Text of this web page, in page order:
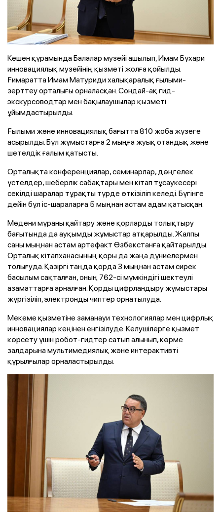
Кешен құрамында Балалар музейі ашылып, Имам Бұхари
инновациялық музейінің қызметі жолға қойылды.
Ғимаратта Имам Матуриди халықаралық ғылыми-
зерттеу орталығы орналасқан. Сондай-ақ гид-
экскурсоводтар мен бақылаушылар қызметі
ұйымдастырылды.
Ғылыми және инновациялық бағытта 810 жоба жүзеге
асырылды. Бұл жұмыстарға 2 мыңға жуық отандық және
шетелдік ғалым қатысты.
Орталықта конференциялар, семинарлар, дөңгелек
үстелдер, шеберлік сабақтары мен кітап тұсаукесері
секілді шаралар тұрақты түрде өткізіліп келеді. Бүгінге
дейін бұл іс-шараларға 5 мыңнан астам адам қатысқан.
Мәдени мұраны қайтару және қорларды толықтыру
бағытында да ауқымды жұмыстар атқарылды. Жалпы
саны мыңнан астам артефакт Өзбекстанға қайтарылды.
Орталық кітапханасының қоры да жаңа дүниелермен
толығуда. Қазіргі таңда қорда 3 мыңнан астам сирек
басылым сақталған, оның 762-сі мүмкіндігі шектеулі
азаматтарға арналған. Қорды цифрландыру жұмыстары
жүргізіліп, электронды чиптер орнатылуда.
Мекеме қызметіне заманауи технологиялар мен цифрлық
инновациялар кеңінен енгізілуде. Келушілерге қызмет
көрсету үшін робот-гидтер сатып алынып, көрме
залдарына мультимедиялық және интерактивті
құрылғылар орналастырылды.